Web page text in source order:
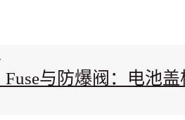
Fuse与防爆阀：电池